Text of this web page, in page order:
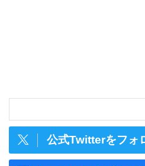
公式Twitterをフォ